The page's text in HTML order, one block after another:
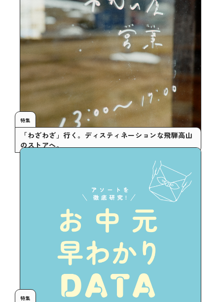
特集
「わざわざ」行く。ディスティネーションな飛騨高山
のストアへ。
特集